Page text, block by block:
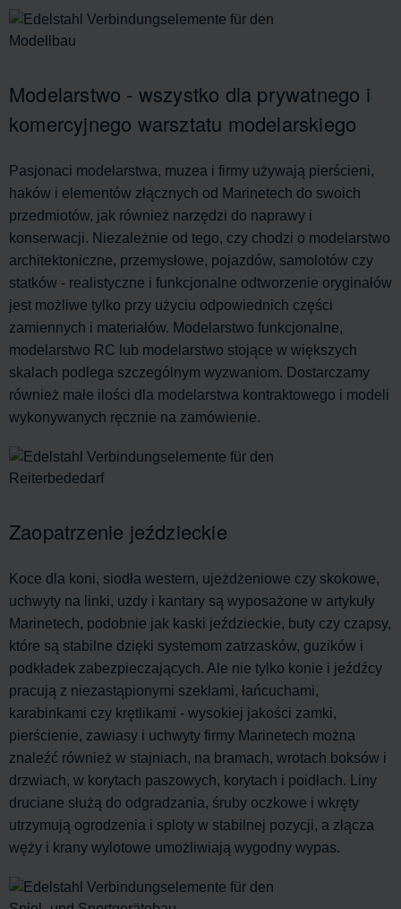
Modelarstwo - wszystko dla prywatnego i
komercyjnego warsztatu modelarskiego
Pasjonaci modelarstwa, muzea i firmy używają pierścieni,
haków i elementów złącznych od Marinetech do swoich
przedmiotów, jak również narzędzi do naprawy i
konserwacji. Niezależnie od tego, czy chodzi o modelarstwo
architektoniczne, przemysłowe, pojazdów, samolotów czy
statków - realistyczne i funkcjonalne odtworzenie oryginałów
jest możliwe tylko przy użyciu odpowiednich części
zamiennych i materiałów. Modelarstwo funkcjonalne,
modelarstwo RC lub modelarstwo stojące w większych
skalach podlega szczególnym wyzwaniom. Dostarczamy
również małe ilości dla modelarstwa kontraktowego i modeli
wykonywanych ręcznie na zamówienie.
Zaopatrzenie jeździeckie
Koce dla koni, siodła western, ujeżdżeniowe czy skokowe,
uchwyty na linki, uzdy i kantary są wyposażone w artykuły
Marinetech, podobnie jak kaski jeździeckie, buty czy czapsy,
które są stabilne dzięki systemom zatrzasków, guzików i
podkładek zabezpieczających. Ale nie tylko konie i jeźdźcy
pracują z niezastąpionymi szeklami, łańcuchami,
karabinkami czy krętlikami - wysokiej jakości zamki,
pierścienie, zawiasy i uchwyty firmy Marinetech można
znaleźć również w stajniach, na bramach, wrotach boksów i
drzwiach, w korytach paszowych, korytach i poidłach. Liny
druciane służą do odgradzania, śruby oczkowe i wkręty
utrzymują ogrodzenia i sploty w stabilnej pozycji, a złącza
węży i krany wylotowe umożliwiają wygodny wypas.